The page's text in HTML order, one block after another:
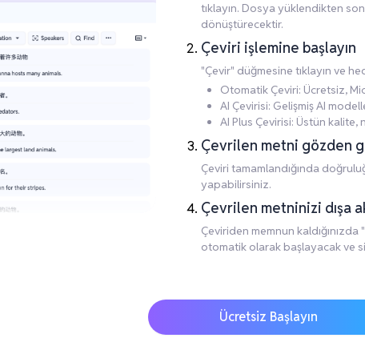
tıklayın. Dosya yüklendikten
dönüştürecektir.
Çeviri işlemine başlayın
"Çevir" düğmesine tıklayın ve
Otomatik Çeviri: Ücretsiz,
AI Çevirisi: Gelişmiş AI
AI Plus Çevirisi: Üstün
Çevrilen metni gözden
Çeviri tamamlandığında
yapabilirsiniz.
Çevrilen metninizi dışa
Çeviriden memnun
otomatik olarak başlayacak ve
Ücretsiz Başlayın